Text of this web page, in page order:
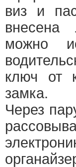
виз и
внесена
можно
ключ от
замка.
Через